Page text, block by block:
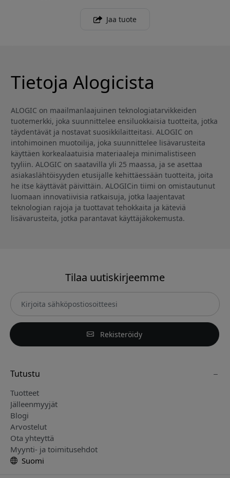
Jaa tuote
Tietoja Alogicista
ALOGIC on maailmanlaajuinen teknologiatarvikkeiden
tuotemerkki, joka suunnittelee ensiluokkaisia tuotteita, jotka
täydentävät ja nostavat suosikkilaitteitasi. ALOGIC on
intohimoinen muotoilija, joka suunnittelee lisävarusteita
käyttäen korkealaatuisia materiaaleja minimalistiseen
tyyliin. ALOGIC on saatavilla yli 25 maassa, ja se asettaa
asiakaslähtöisyyden etusijalle kehittäessään tuotteita, joita
he itse käyttävät päivittäin. ALOGICin tiimi on omistautunut
luomaan innovatiivisia ratkaisuja, jotka laajentavat
teknologian rajoja ja tuottavat tehokkaita ja käteviä
lisävarusteita, jotka parantavat käyttäjäkokemusta.
Tilaa uutiskirjeemme
Rekisteröidy
Tutustu
Tuotteet
Jälleenmyyjät
Blogi
Arvostelut
Ota yhteyttä
Myynti- ja toimitusehdot
Suomi